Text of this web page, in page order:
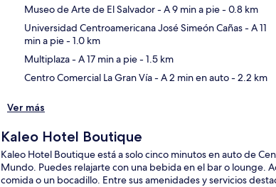
Museo de Arte de El Salvador- A 9 min a pie- 0.8 km
Universidad Centroamericana José Simeón Cañas- A 11
min a pie- 1.0 km
Multiplaza- A 17 min a pie- 1.5 km
Centro Comercial La Gran Vía- A 2 min en auto- 2.2 km
Ver más
Kaleo Hotel Boutique
Kaleo Hotel Boutique está a solo cinco minutos en auto de
Mundo. Puedes relajarte con una bebida en el bar o lounge.
comida o un bocadillo. Entre sus amenidades y servicios